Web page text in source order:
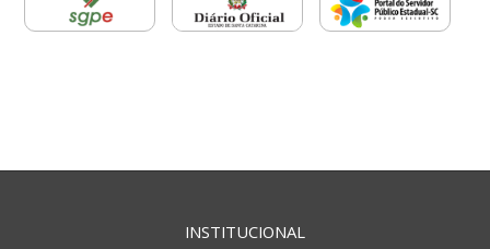
INSTITUCIONAL